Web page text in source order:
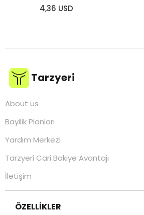
4,36 USD
Tarzyeri
About us
Bayilik Planları
Yardım Merkezi
Tarzyeri Cari Bakiye Avantajı
İletişim
ÖZELLİKLER